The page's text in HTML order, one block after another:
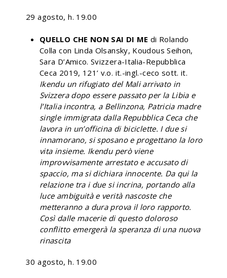
29 agosto, h. 19.00
QUELLO CHE NON SAI DI ME di Rolando
Colla con Linda Olsansky, Koudous Seihon,
Sara D’Amico. Svizzera-Italia-Repubblica
Ceca 2019, 121’ v.o. it.-ingl.-ceco sott. it.
Ikendu un rifugiato del Mali arrivato in
Svizzera dopo essere passato per la Libia e
l’Italia incontra, a Bellinzona, Patricia madre
single immigrata dalla Repubblica Ceca che
lavora in un’officina di biciclette. I due si
innamorano, si sposano e progettano la loro
vita insieme. Ikendu però viene
improvvisamente arrestato e accusato di
spaccio, ma si dichiara innocente. Da qui la
relazione tra i due si incrina, portando alla
luce ambiguità e verità nascoste che
metteranno a dura prova il loro rapporto.
Così dalle macerie di questo doloroso
conflitto emergerà la speranza di una nuova
rinascita
30 agosto, h. 19.00